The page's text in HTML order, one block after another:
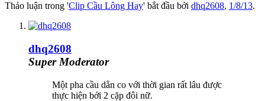
Thảo luận trong 'Clip Cầu Lông Hay' bắt đầu bởi dhq2608, 1/8/13.
dhq2608
Super Moderator
Một pha cầu dằn co với thời gian rất lâu được
thực hiện bởi 2 cặp đôi nữ.